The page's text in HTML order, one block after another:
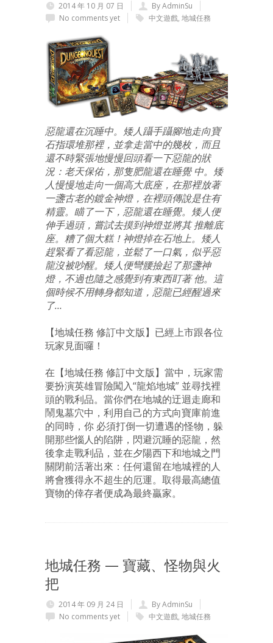
2014 年 10 月 07 日
By AdminSu
No comments yet
中文遊戲, 地城任務
惡龍還在沉睡中。矮人躡手躡腳地走向寶
石指環堆那裡，並拿走當中的幾枚，而且
還不時緊張地慢慢回頭看一下惡龍的狀
況：老天保佑，那隻肥龍還在睡覺 中。矮
人慢慢地走向一個高大底座，在那裡放著
一盞古老的鍍金神燈，在裡頭傳說是住有
精靈。瞄了一下，惡龍還在睡覺。矮人便
伸手過頭，嘗試去摸到神燈並將其 推離底
座。糟了個大糕！神燈掉在石地上。矮人
趕緊看了看惡龍，並鬆了一口氣，似乎惡
龍沒被吵醒。矮人便彎腰撿起了那盞神
燈，不過也隨之感覺到有東西盯著 他。這
個時候不用轉身都知道，惡龍已經醒過來
了…
【地城任務 修訂中文版】已經上市跟各位
玩家見面囉！
在【地城任務 修訂中文版】當中，玩家需
要扮演英雄冒險闖入“龍焰地城” 並尋找裡
頭的戰利品。當你們在地城的迂迴走廊和
鬧鬼墓穴中，利用自己的方式向寶庫前進
的同時，你 必須打倒一切遭遇的怪物，躲
開那些惱人的陷阱，閃避沉睡的惡龍，然
後拿走戰利品，並在夕陽西下和地城之門
關閉前活著出來：任何還留在地城裡的人
將會獲得永不超生的厄運。取得最高總值
寶物的倖存者便成為最終贏家。
地城任務 — 寶藏、怪物與火
把
2014 年 09 月 24 日
By AdminSu
No comments yet
中文遊戲, 地城任務